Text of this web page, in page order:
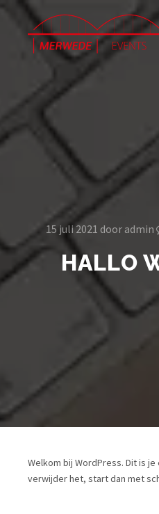
15 juli 2021 door admin
HALLO
Welkom bij WordPress. Dit is
verwijder het, start dan met